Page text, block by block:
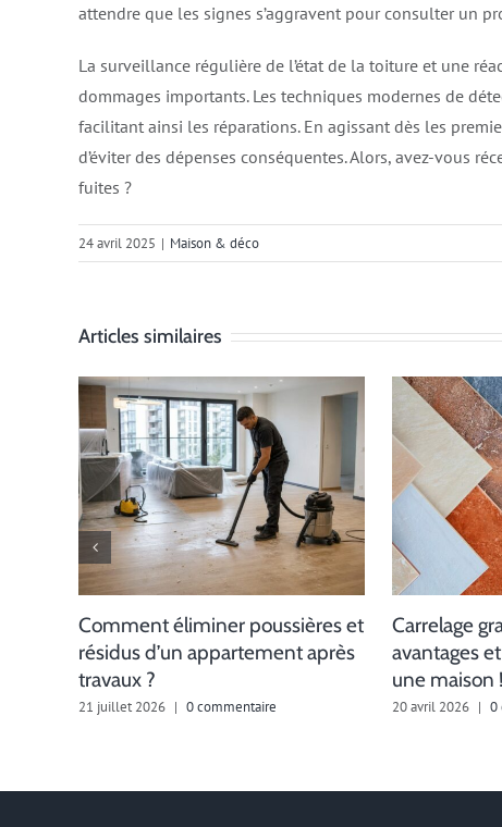
attendre que les signes s’aggravent pour consulter un
La surveillance régulière de l’état de la toiture et une
dommages importants. Les techniques modernes de
facilitant ainsi les réparations. En agissant dès les
d’éviter des dépenses conséquentes. Alors, avez-vous
fuites ?​
24 avril 2025 | Maison & déco
Articles similaires
Comment éliminer poussières et
résidus d’un appartement après
travaux ?
21 juillet 2026 | 0 commentaire
Carrelage
avantages
une maison !
20 avril 2026 | 0